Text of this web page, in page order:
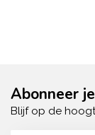
Abonneer
Blijf op de